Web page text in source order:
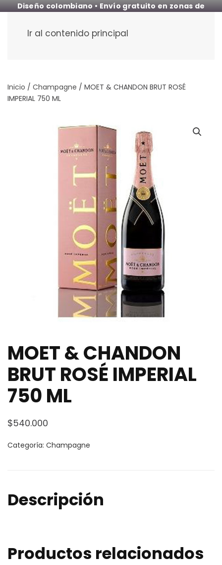
Diseño colombiano • Envío gratuito en zonas de
Ir al contenido principal
Inicio / Champagne / MOET & CHANDON BRUT ROSÉ
IMPERIAL 750 ML
MOET & CHANDON
BRUT ROSÉ IMPERIAL
750 ML
$540.000
Categoría: Champagne
Descripción
Productos relacionados